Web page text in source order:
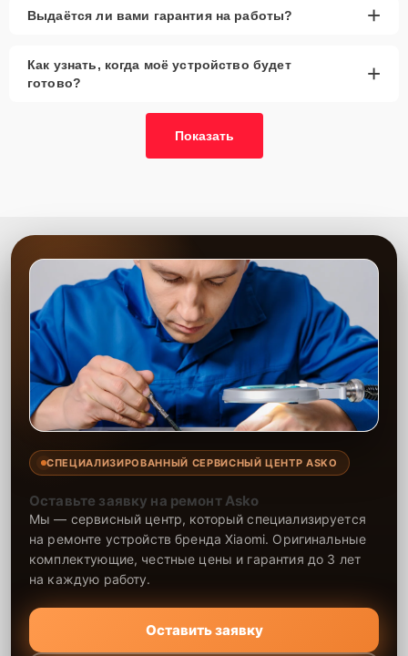
Выдаётся ли вами гарантия на работы? +
Как узнать, когда моё устройство будет
готово?
+
Показать
СПЕЦИАЛИЗИРОВАННЫЙ СЕРВИСНЫЙ ЦЕНТР ASKO
Оставьте заявку на ремонт Asko
Мы — сервисный центр, который специализируется
на ремонте устройств бренда Xiaomi. Оригинальные
комплектующие, честные цены и гарантия до 3 лет
на каждую работу.
Оставить заявку